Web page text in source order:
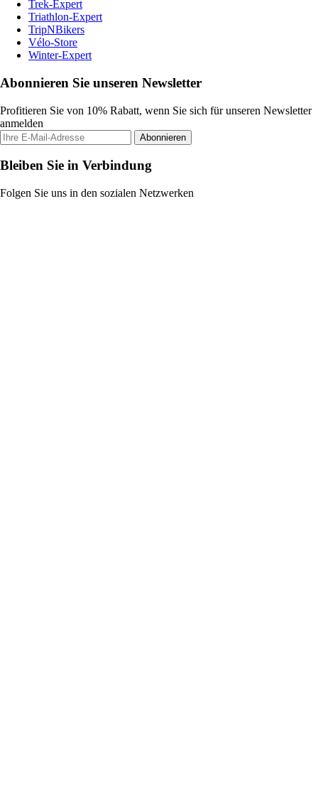
Trek-Expert
Triathlon-Expert
TripNBikers
Vélo-Store
Winter-Expert
Abonnieren Sie unseren Newsletter
Profitieren Sie von 10% Rabatt, wenn Sie sich für unseren Newsletter
anmelden
Abonnieren
Bleiben Sie in Verbindung
Folgen Sie uns in den sozialen Netzwerken